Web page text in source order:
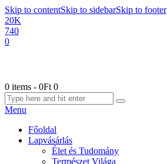
Skip to contentSkip to sidebarSkip to footer
20K
740
0
0 items - 0Ft 0
Menu
Főoldal
Lapvásárlás
Élet és Tudomány
Természet Világa